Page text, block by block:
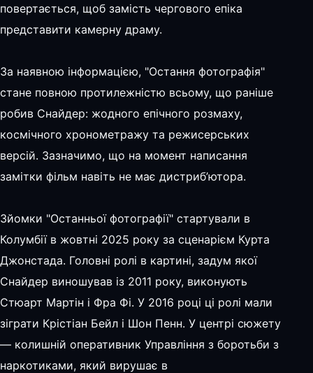
повертається, щоб замість чергового епіка
представити камерну драму.
За наявною інформацією, "Остання фотографія"
стане повною протилежністю всьому, що раніше
робив Снайдер: жодного епічного розмаху,
космічного хронометражу та режисерських
версій. Зазначимо, що на момент написання
замітки фільм навіть не має дистриб’ютора.
Зйомки "Останньої фотографії" стартували в
Колумбії в жовтні 2025 року за сценарієм Курта
Джонстада. Головні ролі в картині, задум якої
Снайдер виношував із 2011 року, виконують
Стюарт Мартін і Фра Фі. У 2016 році ці ролі мали
зіграти Крістіан Бейл і Шон Пенн. У центрі сюжету
— колишній оперативник Управління з боротьби з
наркотиками, який вирушає в